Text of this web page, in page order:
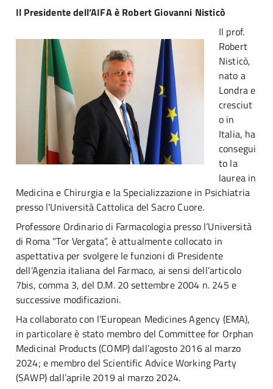
Il Presidente dell’AIFA è Robert Giovanni Nisticò
Il prof.
Robert
Nisticò,
nato a
Londra e
cresciut
o in
Italia, ha
consegui
to la
laurea in
Medicina e Chirurgia e la Specializzazione in Psichiatria
presso l’Università Cattolica del Sacro Cuore.
Professore Ordinario di Farmacologia presso l’Università
di Roma “Tor Vergata”, è attualmente collocato in
aspettativa per svolgere le funzioni di Presidente
dell’Agenzia italiana del Farmaco, ai sensi dell’articolo
7bis, comma 3, del D.M. 20 settembre 2004 n. 245 e
successive modificazioni.
Ha collaborato con l’European Medicines Agency (EMA),
in particolare è stato membro del Committee for Orphan
Medicinal Products (COMP) dall’agosto 2016 al marzo
2024; e membro del Scientific Advice Working Party
(SAWP) dall’aprile 2019 al marzo 2024.